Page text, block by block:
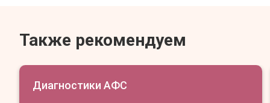
Также рекомендуем
Диагностики АФС